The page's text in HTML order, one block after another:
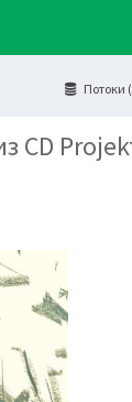
Потоки
CD